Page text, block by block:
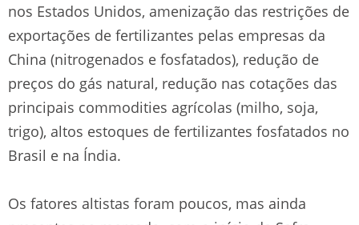
nos Estados Unidos, amenização das restrições de
exportações de fertilizantes pelas empresas da
China (nitrogenados e fosfatados), redução de
preços do gás natural, redução nas cotações das
principais commodities agrícolas (milho, soja,
trigo), altos estoques de fertilizantes fosfatados no
Brasil e na Índia.
Os fatores altistas foram poucos, mas ainda